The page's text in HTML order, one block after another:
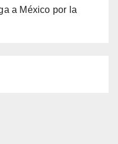
a México por la